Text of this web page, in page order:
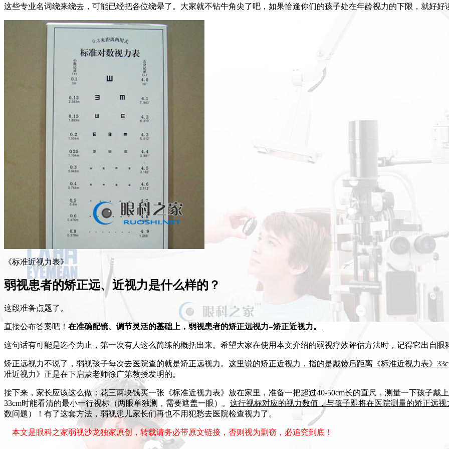
这些专业名词绕来绕去，可能已经把各位绕晕了。大家就不钻牛角尖了吧，如果恰逢你们的孩子处在年龄视力的下限，就好好
《标准近视力表》
弱视患者的矫正远、近视力是什么样的？
这段准备点题了。
直接公布答案吧！ 在准确配镜、调节灵活的基础上，弱视患者的矫正远视力=矫正近视力。
这句话有可能是迄今为止，第一次有人这么简练的概括出来。希望大家在使用本文介绍的弱视疗效评估方法时，记得它出自眼
矫正远视力不说了，弱视孩子每次去医院查的就是矫正远视力。 这里说的矫正近视力，指的是戴镜后距离《标准近视力表》
准近视力》正是在下启蒙老师徐广第教授发明的。
接下来，家长应该这么做：花三两块钱买一张《标准近视力表》放在家里，准备一把超过40-50cm长的直尺，测量一下孩子戴
33cm时能看清的最小一行视标（两眼单独测，需要遮盖一眼）。 这行视标对应的视力数值，与孩子即将在医院测量的矫正远视
数问题）！有了这套方法，弱视患儿家长们再也不用犯愁去医院检查视力了。
本文是眼科之家弱视沙龙独家原创，转载请务必带原文链接，否则视为剽窃，必追究到底！